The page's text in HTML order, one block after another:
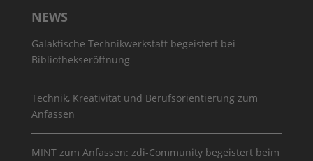
NEWS
Galaktische Technikwerkstatt begeistert bei
Bibliothekseröffnung
Technik, Kreativität und Berufsorientierung zum
Anfassen
MINT zum Anfassen: zdi-Community begeistert beim